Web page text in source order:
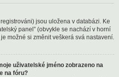
jsou uložena v databázi. Ke
panel” (obvykle se nachází v horní
možné si změnit veškerá svá nastavení.
uživatelské jméno zobrazeno na
na fóru?